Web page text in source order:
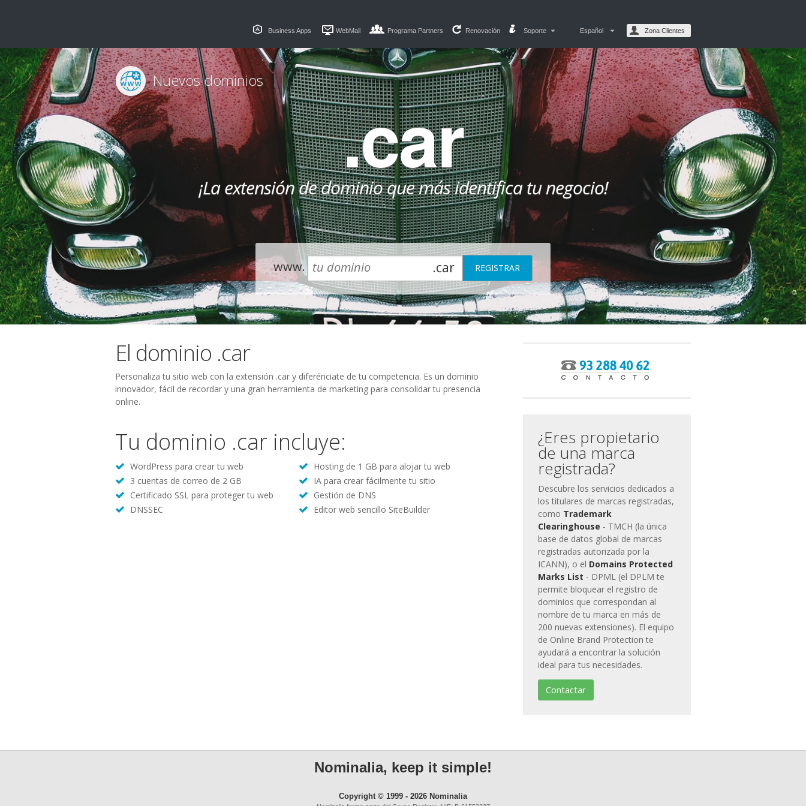
Business Apps WebMail Programa Partners Renovación Soporte Español Zona Clientes
.car
¡La extensión de dominio que más identifica tu negocio!
Nuevos dominios
www. .car
El dominio .car
Personaliza tu sitio web con la extensión .car y diferénciate de tu competencia. Es un dominio
innovador, fácil de recordar y una gran herramienta de marketing para consolidar tu presencia
online.
Tu dominio .car incluye:
WordPress para crear tu web
Hosting de 1 GB para alojar tu web
3 cuentas de correo de 2 GB
IA para crear fácilmente tu sitio
Certificado SSL para proteger tu web
Gestión de DNS
DNSSEC
Editor web sencillo SiteBuilder
¿Eres propietario
de una marca
registrada?
Descubre los servicios dedicados a
los titulares de marcas registradas,
como Trademark
Clearinghouse - TMCH (la única
base de datos global de marcas
registradas autorizada por la
ICANN), o el Domains Protected
Marks List - DPML (el DPLM te
permite bloquear el registro de
dominios que correspondan al
nombre de tu marca en más de
200 nuevas extensiones). El equipo
de Online Brand Protection te
ayudará a encontrar la solución
ideal para tus necesidades.
Contactar
Nominalia, keep it simple!
Copyright © 1999 - 2026 Nominalia